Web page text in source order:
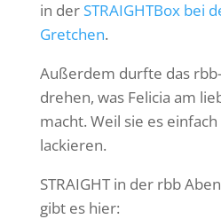
in der STRAIGHTBox bei
Gretchen.
Außerdem durfte das
drehen, was Felicia am
macht. Weil sie es
lackieren.
STRAIGHT in der rbb
gibt es hier: